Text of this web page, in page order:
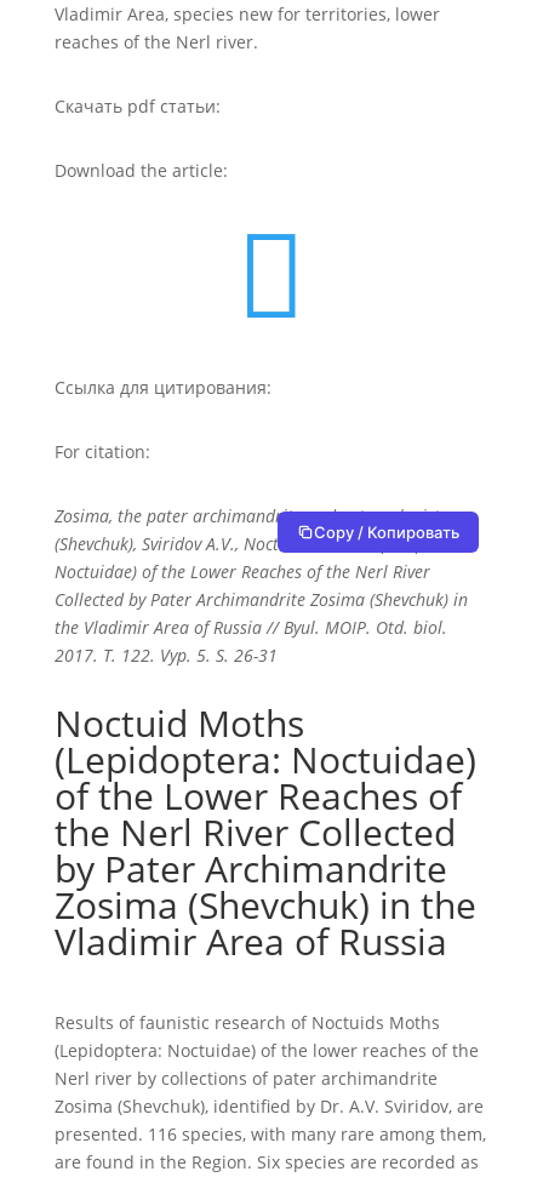
Vladimir Area, species new for territories, lower
reaches of the Nerl river.
Скачать pdf статьи:
Download the article:

Ссылка для цитирования:
For citation:
Zosima, the pater archimandrite and entomologist
(Shevchuk), Sviridov А.V., Noctuid Moths (Lepidoptera:
Noctuidae) of the Lower Reaches of the Nerl River
Collected by Pater Archimandrite Zosima (Shevchuk) in
the Vladimir Area of Russia // Byul. MOIP. Otd. biol.
2017. T. 122. Vyp. 5. S. 26-31
Copy / Копировать
Noctuid Moths
(Lepidoptera: Noctuidae)
of the Lower Reaches of
the Nerl River Collected
by Pater Archimandrite
Zosima (Shevchuk) in the
Vladimir Area of Russia
Results of faunistic research of Noctuids Moths
(Lepidoptera: Noctuidae) of the lower reaches of the
Nerl river by collections of pater archimandrite
Zosima (Shevchuk), identified by Dr. A.V. Sviridov, are
presented. 116 species, with many rare among them,
are found in the Region. Six species are recorded as